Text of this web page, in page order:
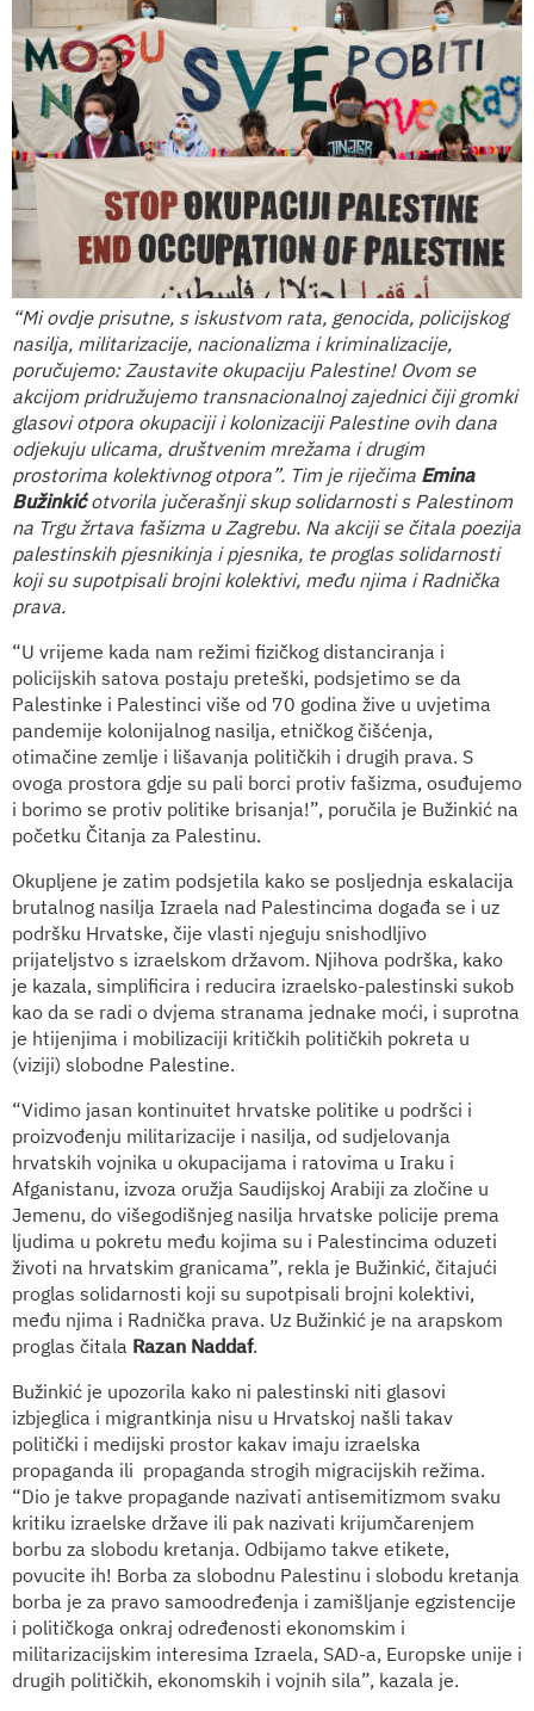
“Mi ovdje prisutne, s iskustvom rata, genocida, policijskog
nasilja, militarizacije, nacionalizma i kriminalizacije,
poručujemo: Zaustavite okupaciju Palestine! Ovom se
akcijom pridružujemo transnacionalnoj zajednici čiji gromki
glasovi otpora okupaciji i kolonizaciji Palestine ovih dana
odjekuju ulicama, društvenim mrežama i drugim
prostorima kolektivnog otpora”. Tim je riječima Emina
Bužinkićotvorila jučerašnji skup solidarnosti s Palestinom
na Trgu žrtava fašizma u Zagrebu. Na akciji se čitala poezija
palestinskih pjesnikinja i pjesnika, te proglas solidarnosti
koji su supotpisali brojni kolektivi, među njima i Radnička
prava.
“U vrijeme kada nam režimi fizičkog distanciranja i
policijskih satova postaju preteški, podsjetimo se da
Palestinke i Palestinci više od 70 godina žive u uvjetima
pandemije kolonijalnog nasilja, etničkog čišćenja,
otimačine zemlje i lišavanja političkih i drugih prava. S
ovoga prostora gdje su pali borci protiv fašizma, osuđujemo
i borimo se protiv politike brisanja!”, poručila je Bužinkić na
početku Čitanja za Palestinu.
Okupljene je zatim podsjetila kako se posljednja eskalacija
brutalnog nasilja Izraela nad Palestincima događa se i uz
podršku Hrvatske, čije vlasti njeguju snishodljivo
prijateljstvo s izraelskom državom. Njihova podrška, kako
je kazala, simplificira i reducira izraelsko-palestinski sukob
kao da se radi o dvjema stranama jednake moći, i suprotna
je htijenjima i mobilizaciji kritičkih političkih pokreta u
(viziji) slobodne Palestine.
“Vidimo jasan kontinuitet hrvatske politike u podršci i
proizvođenju militarizacije i nasilja, od sudjelovanja
hrvatskih vojnika u okupacijama i ratovima u Iraku i
Afganistanu, izvoza oružja Saudijskoj Arabiji za zločine u
Jemenu, do višegodišnjeg nasilja hrvatske policije prema
ljudima u pokretu među kojima su i Palestincima oduzeti
životi na hrvatskim granicama”, rekla je Bužinkić, čitajući
proglas solidarnosti koji su supotpisali brojni kolektivi,
među njima i Radnička prava. Uz Bužinkić je na arapskom
proglas čitala Razan Naddaf.
Bužinkić je upozorila kako ni palestinski niti glasovi
izbjeglica i migrantkinja nisu u Hrvatskoj našli takav
politički i medijski prostor kakav imaju izraelska
propaganda ili propaganda strogih migracijskih režima.
“Dio je takve propagande nazivati antisemitizmom svaku
kritiku izraelske države ili pak nazivati krijumčarenjem
borbu za slobodu kretanja. Odbijamo takve etikete,
povucite ih! Borba za slobodnu Palestinu i slobodu kretanja
borba je za pravo samoodređenja i zamišljanje egzistencije
i političkoga onkraj određenosti ekonomskim i
militarizacijskim interesima Izraela, SAD-a, Europske unije i
drugih političkih, ekonomskih i vojnih sila”, kazala je.